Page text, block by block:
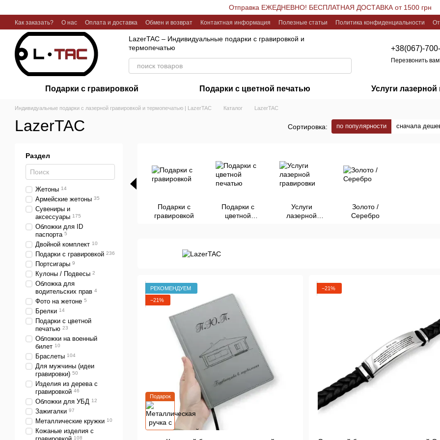
Отправка ЕЖЕДНЕВНО! БЕСПЛАТНАЯ ДОСТАВКА от 1500 грн
Как заказать? О нас Оплата и доставка Обмен и возврат Контактная информация Полезные статьи Политика конфиденциальности
Галерея работ
LazerTAC – Индивидуальные подарки с гравировкой и
термопечатью
+38(067)-
Перезвонить
Подарки с гравировкой Подарки с цветной печатью Услуги лазерной
Индивидуальные подарки с лазерной гравировкой и термопечатью | LazerTAC Каталог LazerTAC
LazerTAC Сортировка: по популярности сначала
Подарки с
гравировкой
Подарки с
цветной
Услуги
лазерной
Золото /
Серебро
Подарок
РЕКОМЕНДУЕМ
−21%
−21%
Раздел
Жетоны 14
Армейские жетоны 35
Сувениры и
аксессуары 175
Обложки для ID
паспорта 5
Двойной комплект 10
Подарки с гравировкой 236
Портсигары 9
Кулоны / Подвесы 2
Обложка для
водительских прав 4
Фото на жетоне 5
Брелки 14
Подарки с цветной
печатью 23
Обложки на военный
билет 10
Браслеты 104
Для мужчины (идеи
гравировки) 50
Изделия из дерева с
гравировкой 46
Обложки для УБД 12
Зажигалки 97
Металлические кружки 10
Кожаные изделия с
108